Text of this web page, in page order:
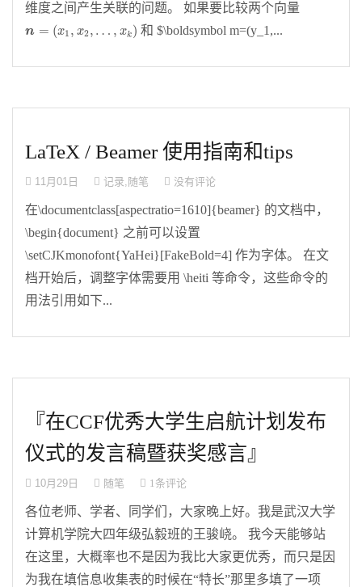
维度之间产生关联的问题。 如果要比较两个向量
n = (x1 , x2, … , xk )
1, 和 $\boldsymbol m=(y_1,...
LaTeX / Beamer 使用指南和tips
11月01日 记录, 随笔 没有评论
在\documentclass[aspectratio=1610]{beamer} 的文档中，
\begin{document} 之前可以设置
\setCJKmonofont{YaHei}[FakeBold=4] 作为字体。 在文
档开始后，调整字体需要用 \heiti 等命令，这些命令的
用法引用如下...
『在CCF优秀大学生启航计划发布
仪式的发言稿暨获奖感言』
10月29日 随笔 1条评论
各位老师、学者、同学们，大家晚上好。我是武汉大学
计算机学院大四年级弘毅班的王骏峣。 我今天能够站
在这里，大概率也不是因为我比大家更优秀，而只是因
为我在填信息收集表的时候在“特长”那里多填了一项